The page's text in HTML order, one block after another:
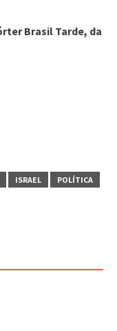
Brasil Tarde, da
ISRAEL POLÍTICA